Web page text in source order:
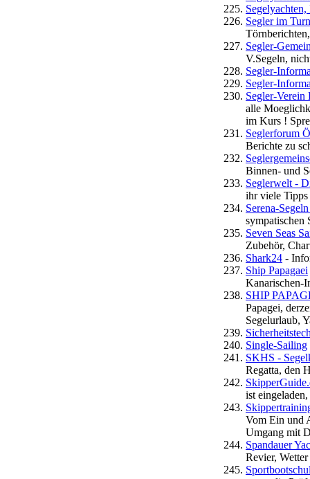
Segler im
Segler-
V.Segeln,
Segler-
Segler-
Segler-Verein
alle
im Kurs !
Seglerforum
Berichte zu
Binnen- und
Seglerwelt -
ihr viele Tipps
Serena-
sympatischen
Seven Seas
Zubehör,
Shark24 -
Ship Papagaei
Kanarischen-
SHIP
Papagei,
Segelurlaub,
Single-Sailing
SKHS -
Regatta, den
ist
Vom Ein und
Umgang mit
Spandauer
Revier,